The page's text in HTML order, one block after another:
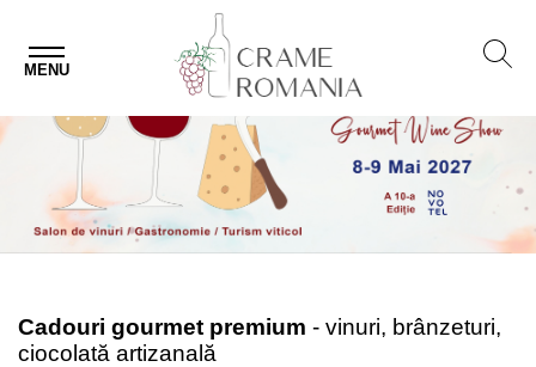
MENU
Cadouri gourmet premium - vinuri, brânzeturi,
ciocolată artizanală